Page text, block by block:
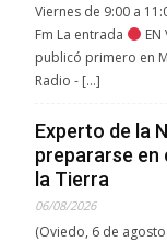
Viernes de 9:00 a
Fm La entrada
publicó primero en
Radio - […]
Experto de la
prepararse en
la Tierra
06/08/2026
(Oviedo, 6 de agosto